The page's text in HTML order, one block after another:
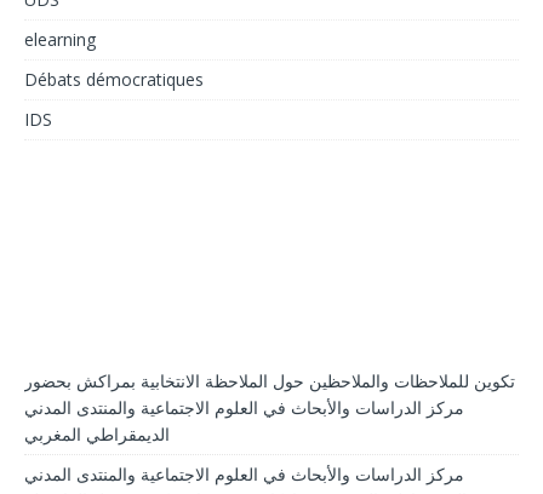
elearning
Débats démocratiques
IDS
تكوين للملاحظات والملاحظين حول الملاحظة الانتخابية بمراكش بحضور
مركز الدراسات والأبحاث في العلوم الاجتماعية والمنتدى المدني
الديمقراطي المغربي
مركز الدراسات والأبحاث في العلوم الاجتماعية والمنتدى المدني